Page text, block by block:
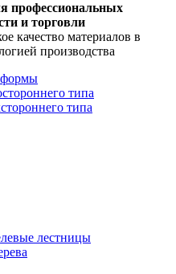
профессиональных
и торговли
качество материалов в
производства
типа
типа
лестницы